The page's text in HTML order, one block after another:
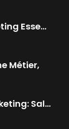
Les Stratégies Marketing Essentielles Pour Dominer
Métier,
Métier Directeur Marketing: Salaire, Mission, et